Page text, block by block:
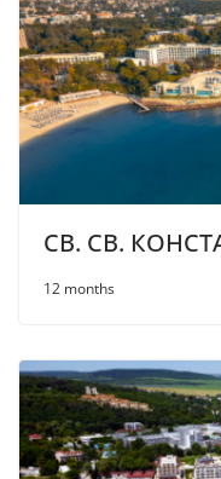
СВ. СВ.
12 months